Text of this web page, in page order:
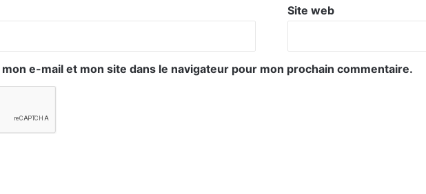
Site web
e-mail et mon site dans le navigateur pour mon prochain commentaire.